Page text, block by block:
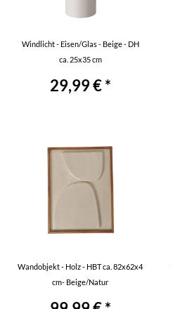
Windlicht - Eisen/Glas - Beige - DH
ca. 25x35 cm
29,99 € *
Wandobjekt - Holz - HBT ca. 82x62x4
cm- Beige/Natur